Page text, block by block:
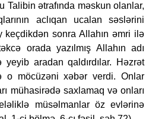
ətrafında məskun olanlar,
aclıqan ucalan səslərini
sonra Allahın əmri ilə
orada yazılmış Allahın adı
aradan qaldırdılar. Həzrət
möcüzəni xəbər verdi. Onlar
mühasirədə saxlamaq və onları
müsəlmanlar öz evlərinə